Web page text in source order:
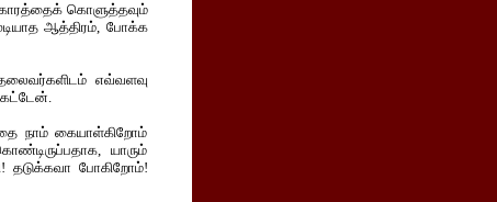
கொளுத்தவும்
ஆத்திரம், போக்க
எவ்வளவு
நாம் கையாள்கிறோம்
யாரும்
போகிறோம்!